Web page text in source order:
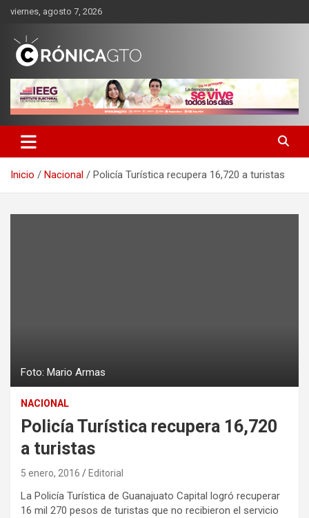
Saltar
contenido
viernes, agosto 7, 2026
CRONICA GUANAJUATO
Inicio Nacional Policía Turística recupera 16,720 a turistas
Foto: Mario Armas
NACIONAL
Policía Turística recupera 16,720
a turistas
5 enero, 2016 Editorial
La Policía Turística de Guanajuato Capital logró recuperar
16 mil 270 pesos de turistas que no recibieron el servicio